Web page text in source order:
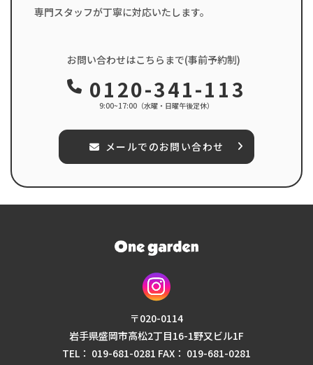
専門スタッフが丁寧に対応いたします。
お問い合わせはこちらまで(事前予約制)
0120-341-113
9:00~17:00（水曜・日曜午後定休）
メールでのお問い合わせ
〒020-0114
岩⼿県盛岡市⾼松2丁⽬16-1野⼜ビル1F
TEL： 019-681-0281 FAX： 019-681-0281